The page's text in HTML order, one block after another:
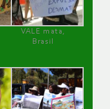
VALE mata,
Brasil